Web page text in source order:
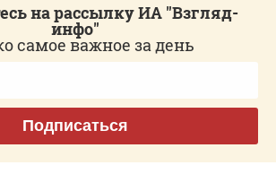
на рассылку ИА "Взгляд-
инфо"
самое важное за день
Подписаться